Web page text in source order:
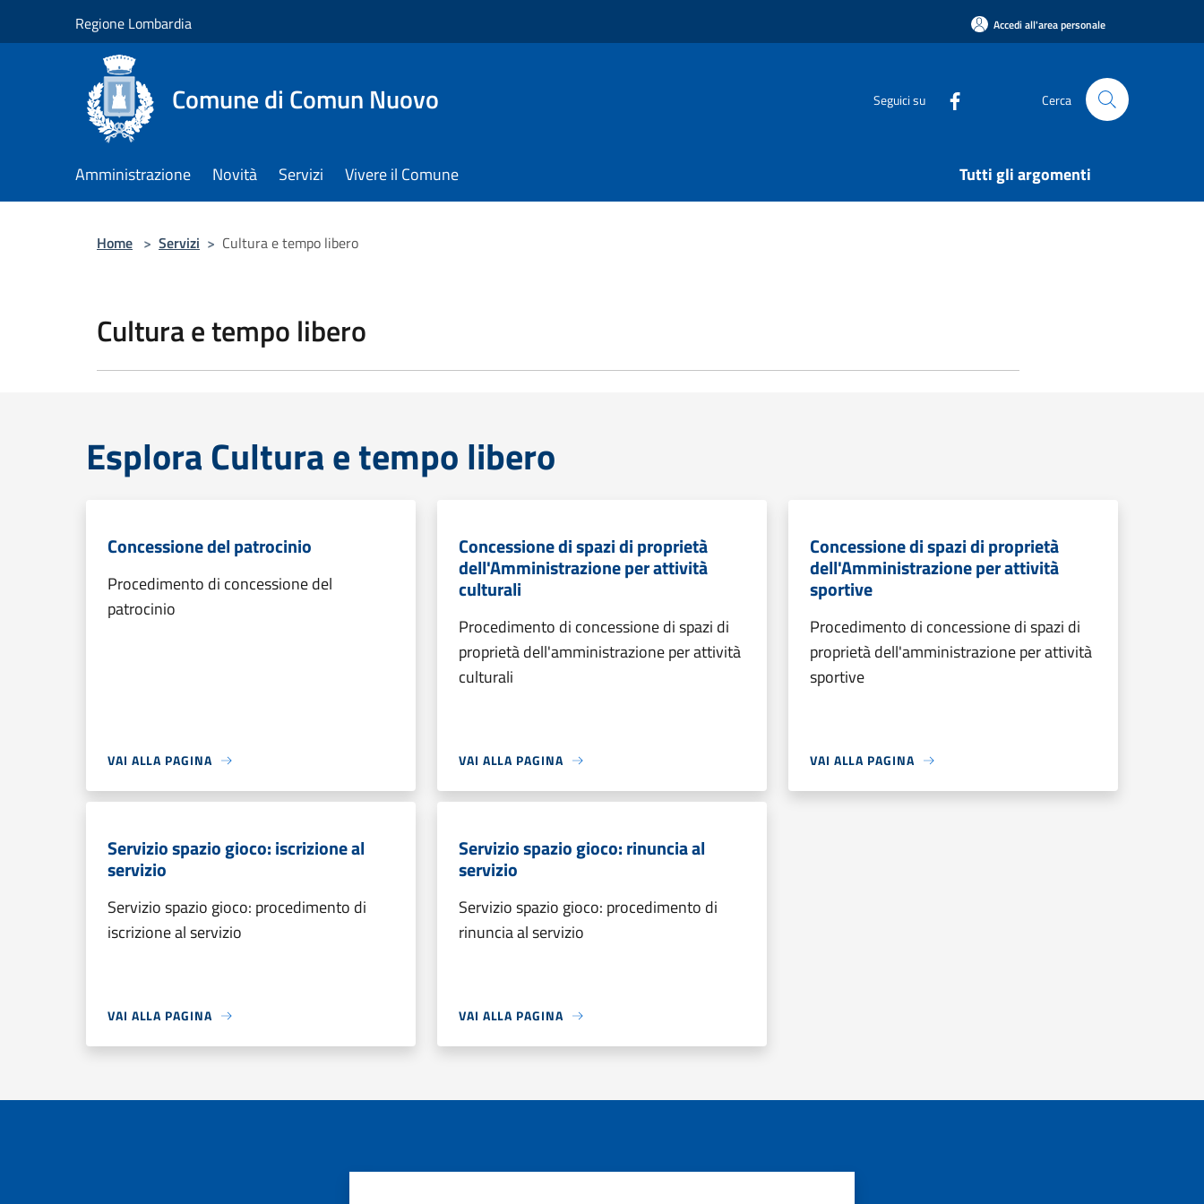
Regione Lombardia Accedi all'area personale
Comune di Comun Nuovo Seguici su Cerca
Amministrazione Novità Servizi Vivere il Comune Tutti gli argomenti
Home > Servizi > Cultura e tempo libero
Cultura e tempo libero
Esplora Cultura e tempo libero
Concessione del patrocinio
Procedimento di concessione del
patrocinio
VAI ALLA PAGINA
Concessione di spazi di proprietà
dell'Amministrazione per attività
culturali
Procedimento di concessione di spazi di
proprietà dell'amministrazione per attività
culturali
VAI ALLA PAGINA
Concessione di spazi di proprietà
dell'Amministrazione per attività
sportive
Procedimento di concessione di spazi di
proprietà dell'amministrazione per attività
sportive
VAI ALLA PAGINA
Servizio spazio gioco: iscrizione al
servizio
Servizio spazio gioco: procedimento di
iscrizione al servizio
VAI ALLA PAGINA
Servizio spazio gioco: rinuncia al
servizio
Servizio spazio gioco: procedimento di
rinuncia al servizio
VAI ALLA PAGINA